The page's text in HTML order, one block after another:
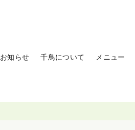
お知らせ 千鳥について メニュー